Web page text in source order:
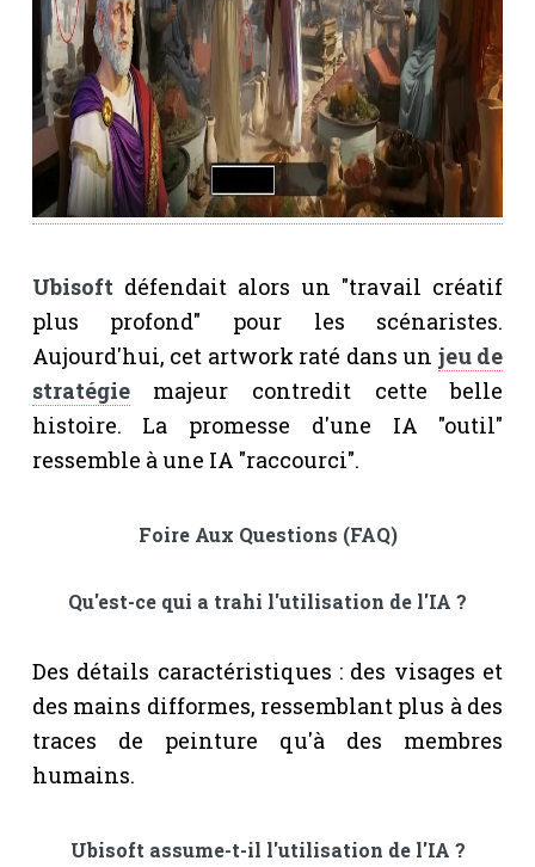
Ubisoftdéfendait alors un "travail créatif
plus profond" pour les scénaristes.
Aujourd'hui, cet artwork raté dans un jeu de
stratégiemajeur contredit cette belle
histoire. La promesse d'une IA "outil"
ressemble à une IA "raccourci".
Foire Aux Questions (FAQ)
Qu'est-ce qui a trahi l'utilisation de l'IA ?
Des détails caractéristiques : des visages et
des mains difformes, ressemblant plus à des
traces de peinture qu'à des membres
humains.
Ubisoft assume-t-il l'utilisation de l'IA ?